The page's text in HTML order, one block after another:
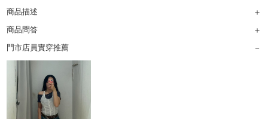
商品描述
商品問答
門市店員實穿推薦